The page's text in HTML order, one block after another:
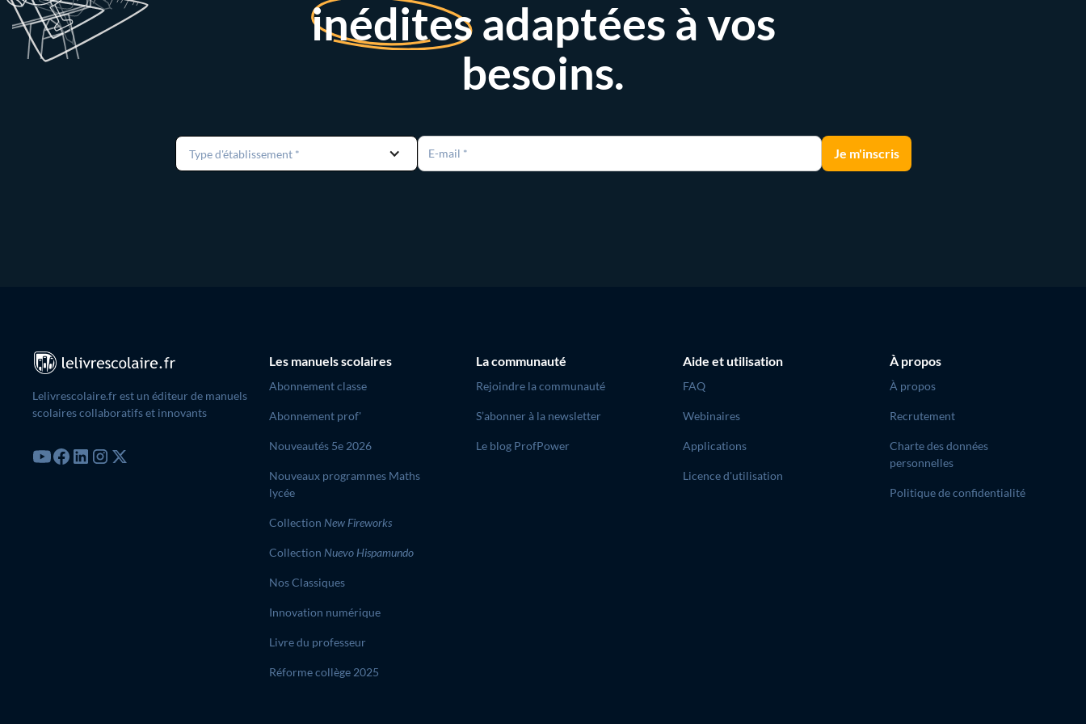
inéditesadaptées à vos
besoins.
Type d'établissement *
Lelivrescolaire.fr est un éditeur de manuels
scolaires collaboratifs et innovants
Les manuels scolaires
Abonnement classe
Abonnement prof'
Nouveautés 5e 2026
Nouveaux programmes Maths
lycée
Collection New Fireworks
Collection Nuevo Hispamundo
Nos Classiques
Innovation numérique
Livre du professeur
Réforme collège 2025
La communauté
Rejoindre la communauté
S’abonner à la newsletter
Le blog ProfPower
Aide et utilisation
FAQ
Webinaires
Applications
Licence d'utilisation
À propos
À propos
Recrutement
Charte des données
personnelles
Politique de confidentialité